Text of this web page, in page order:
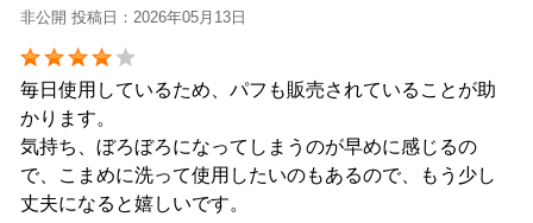
非公開 投稿日：2026年05月13日
毎日使用しているため、パフも販売されていることが助
かります。
気持ち、ぼろぼろになってしまうのが早めに感じるの
で、こまめに洗って使用したいのもあるので、もう少し
丈夫になると嬉しいです。